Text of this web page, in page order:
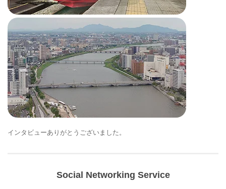
インタビューありがとうございました。
Social Networking Service